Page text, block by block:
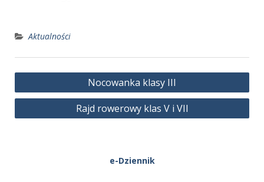
Aktualności
Nawigacja
wpisu
Nocowanka klasy III
Rajd rowerowy klas V i VII
e-Dziennik